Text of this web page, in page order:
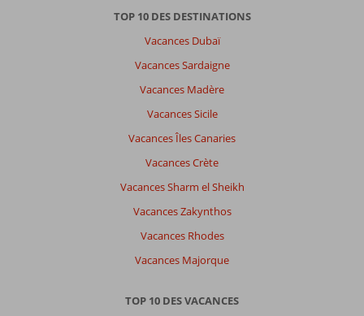
TOP 10 DES DESTINATIONS
Vacances Dubaï
Vacances Sardaigne
Vacances Madère
Vacances Sicile
Vacances Îles Canaries
Vacances Crète
Vacances Sharm el Sheikh
Vacances Zakynthos
Vacances Rhodes
Vacances Majorque
TOP 10 DES VACANCES